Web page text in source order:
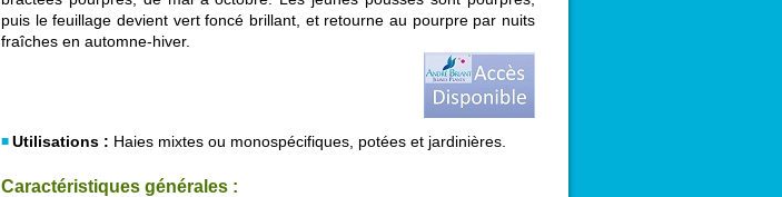
puis le feuillage devient vert foncé brillant, et retourne au pourpre par nuits
fraîches en automne-hiver.
Utilisations : Haies mixtes ou monospécifiques, potées et jardinières.
Caractéristiques générales :